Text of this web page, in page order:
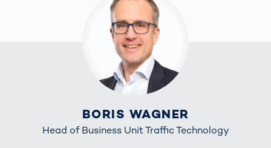
BORIS WAGNER
Head of Business Unit Traffic Technology